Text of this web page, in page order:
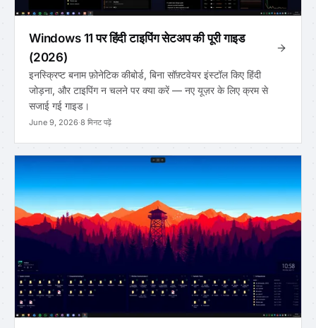
Windows 11 पर हिंदी टाइपिंग सेटअप की पूरी गाइड
(2026)
इनस्क्रिप्ट बनाम फ़ोनेटिक कीबोर्ड, बिना सॉफ़्टवेयर इंस्टॉल किए हिंदी
जोड़ना, और टाइपिंग न चलने पर क्या करें — नए यूज़र के लिए क्रम से
सजाई गई गाइड।
June 9, 2026·8 मिनट पढ़ें